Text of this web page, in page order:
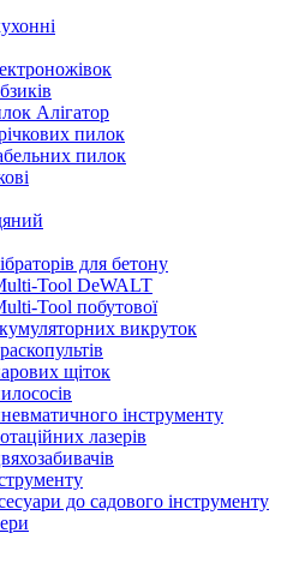
Алігатор
пилок
пилок
для бетону
Tool DeWALT
Tool побутової
викруток
щіток
інструменту
лазерів
до садового інструменту